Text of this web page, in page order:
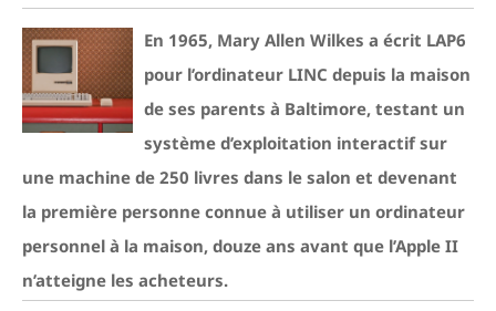
En 1965, Mary Allen Wilkes a écrit LAP6
pour l’ordinateur LINC depuis la maison
de ses parents à Baltimore, testant un
système d’exploitation interactif sur
une machine de 250 livres dans le salon et devenant
la première personne connue à utiliser un ordinateur
personnel à la maison, douze ans avant que l’Apple II
n’atteigne les acheteurs.